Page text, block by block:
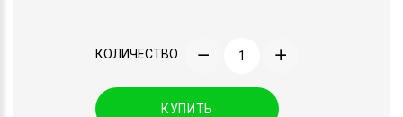
КОЛИЧЕСТВО
КУПИТЬ